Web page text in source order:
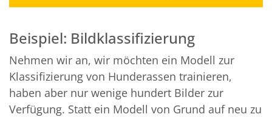
Beispiel: Bildklassifizierung
Nehmen wir an, wir möchten ein Modell zur
Klassifizierung von Hunderassen trainieren,
haben aber nur wenige hundert Bilder zur
Verfügung. Statt ein Modell von Grund auf neu zu